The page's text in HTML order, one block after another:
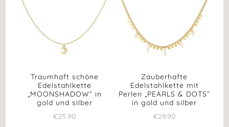
Traumhaft schöne
Edelstahlkette
„MOONSHADOW“ in
gold und silber
€25.90
Zauberhafte
Edelstahlkette mit
Perlen „PEARLS & DOTS“
in gold und silber
€29.90